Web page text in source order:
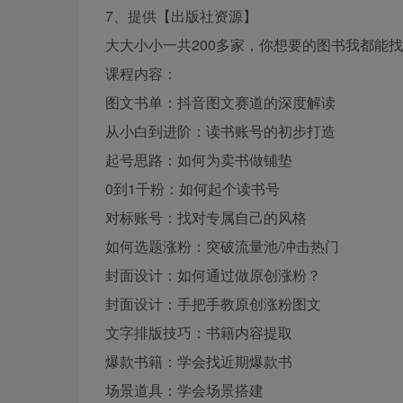
7、提供【出版社资源】
大大小小一共200多家，你想要的图书我都能
课程内容：
图文书单：抖音图文赛道的深度解读
从小白到进阶：读书账号的初步打造
起号思路：如何为卖书做铺垫
0到1千粉：如何起个读书号
对标账号：找对专属自己的风格
如何选题涨粉：突破流量池/冲击热门
封面设计：如何通过做原创涨粉？
封面设计：手把手教原创涨粉图文
文字排版技巧：书籍内容提取
爆款书籍：学会找近期爆款书
场景道具：学会场景搭建